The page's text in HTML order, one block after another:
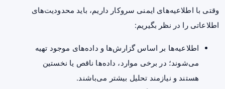
وقتی با اطلاعیه‌های ایمنی سروکار داریم، باید محدودیت‌های
اطلاعاتی را در نظر بگیریم:
اطلاعیه‌ها بر اساس گزارش‌ها و داده‌های موجود تهیه
می‌شوند؛ در برخی موارد، داده‌ها ناقص یا نخستین
هستند و نیازمند تحلیل بیشتر می‌باشند.